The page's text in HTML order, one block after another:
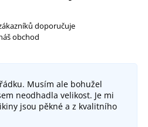
doporučuje
obchod
Musím ale bohužel
neodhadla velikost. Je mi
jsou pěkné a z kvalitního